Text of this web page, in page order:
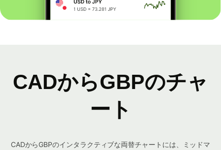
CADからGBPのチャ
ート
CADからGBPのインタラクティブな両替チャートには、ミッドマ